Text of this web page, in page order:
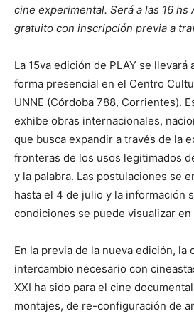
cine experimental. Será a las 16 hs
gratuito con inscripción previa a
La 15va edición de PLAY se llevará
forma presencial en el Centro
UNNE (Córdoba 788, Corrientes).
exhibe obras internacionales,
que busca expandir a través de la
fronteras de los usos legitimados
y la palabra. Las postulaciones se
hasta el 4 de julio y la información
condiciones se puede visualizar en
En la previa de la nueva edición, la
intercambio necesario con
XXI ha sido para el cine
montajes, de re-configuración de